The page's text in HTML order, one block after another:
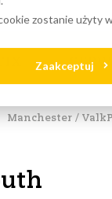
zostanie użyty
Zaakceptuj
Blogs
Manchester /